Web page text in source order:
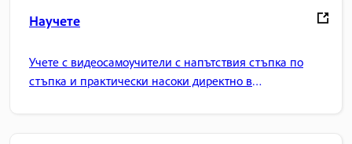
Научете
Учете с видеосамоучители с напътствия стъпка по
стъпка и практически насоки директно в